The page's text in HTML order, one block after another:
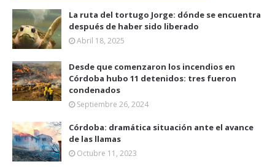
La ruta del tortugo Jorge: dónde se encuentra
después de haber sido liberado
Abril 18, 2025
Desde que comenzaron los incendios en
Córdoba hubo 11 detenidos: tres fueron
condenados
Septiembre 26, 2024
Córdoba: dramática situación ante el avance
de las llamas
Octubre 11, 2023